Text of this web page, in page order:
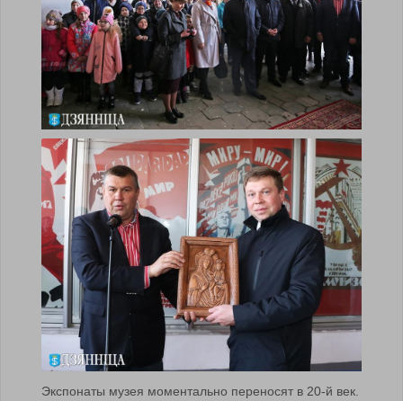
Экспонаты музея моментально переносят в 20-й век.